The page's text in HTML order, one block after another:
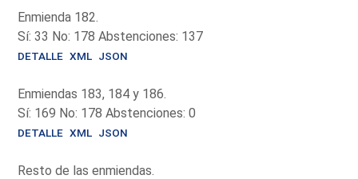
Enmienda 182.
Sí: 33 No: 178 Abstenciones: 137
DETALLE XML JSON
Enmiendas 183, 184 y 186.
Sí: 169 No: 178 Abstenciones: 0
DETALLE XML JSON
Resto de las enmiendas.